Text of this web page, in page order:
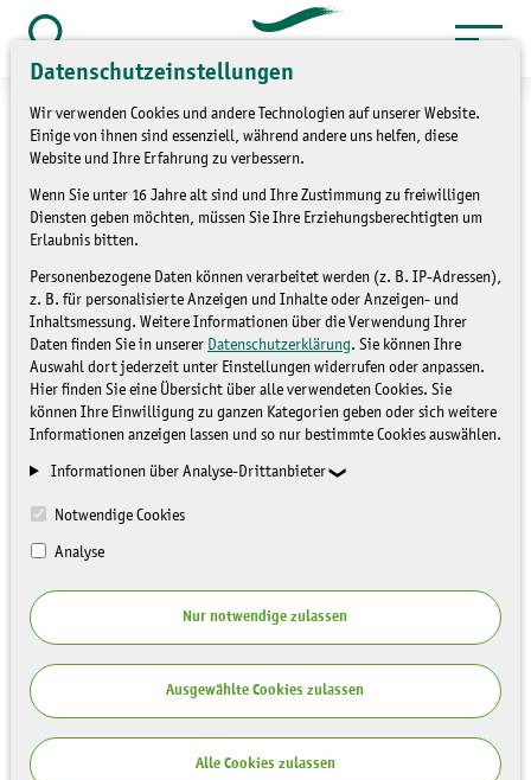
Datenschutzeinstellungen
Wir verwenden Cookies und andere Technologien auf unserer Website.
Einige von ihnen sind essenziell, während andere uns helfen, diese
Website und Ihre Erfahrung zu verbessern.
Wenn Sie unter 16 Jahre alt sind und Ihre Zustimmung zu freiwilligen
Diensten geben möchten, müssen Sie Ihre Erziehungsberechtigten um
Erlaubnis bitten.
Personenbezogene Daten können verarbeitet werden (z. B. IP-Adressen),
z. B. für personalisierte Anzeigen und Inhalte oder Anzeigen- und
Inhaltsmessung. Weitere Informationen über die Verwendung Ihrer
Daten finden Sie in unserer Datenschutzerklärung. Sie können Ihre
Auswahl dort jederzeit unter Einstellungen widerrufen oder anpassen.
Hier finden Sie eine Übersicht über alle verwendeten Cookies. Sie
können Ihre Einwilligung zu ganzen Kategorien geben oder sich weitere
Informationen anzeigen lassen und so nur bestimmte Cookies auswählen.
Informationen über Analyse-Drittanbieter
Notwendige Cookies
Analyse
Nur notwendige zulassen
Ausgewählte Cookies zulassen
Alle Cookies zulassen
Zum
Inhalt
springen
Suche
öffnen
Service » Kontakt » Kontaktformular
Kontaktformular
Mit Sternchen (*) gekennzeichnete Eingabefelder müssen
ausgefüllt werden.
Empfänger:Johanna Mechler, Sächsische
Landesstiftung Natur und Umwelt
Veranstaltung:6. Tag der Jungen
Naturwächter (JuNa-Tag)
Mailadresse
*